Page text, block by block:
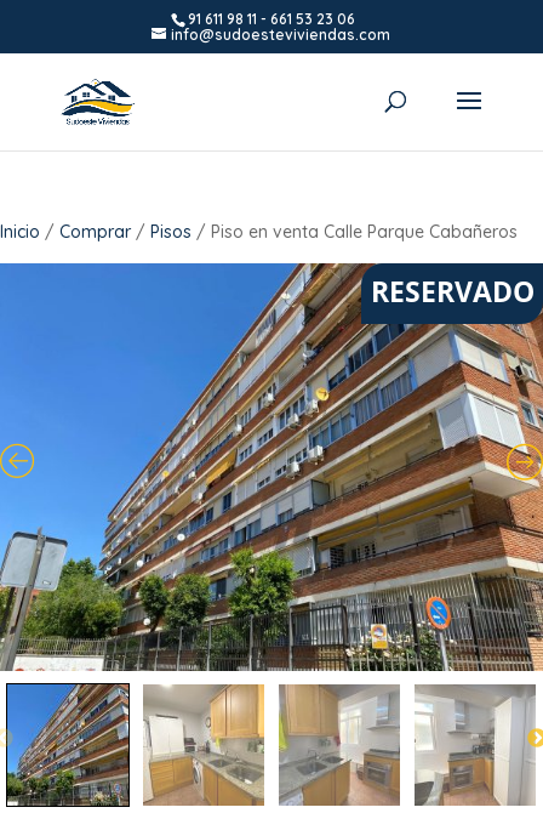
91 611 98 11 -661 53 23 06
info@sudoesteviviendas.com
Inicio / Comprar/ Pisos / Piso en venta Calle Parque Cabañeros
RESERVADO